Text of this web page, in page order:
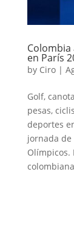
Colombia
en París
by Ciro|
Golf,
pesas,
deportes
jornada de
Olímpicos.